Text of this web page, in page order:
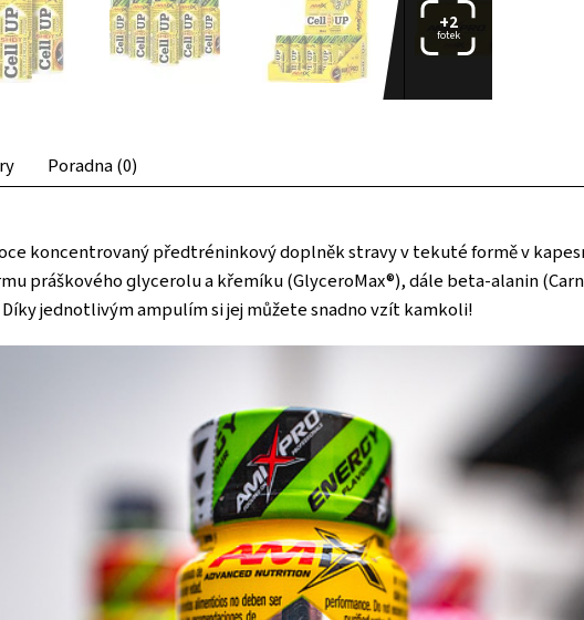
+2
fotek
Poradna (0)
koncentrovaný předtréninkový doplněk stravy v tekuté formě v
práškového glycerolu a křemíku (GlyceroMax®), dále beta-alanin
Díky jednotlivým ampulím si jej můžete snadno vzít kamkoli!